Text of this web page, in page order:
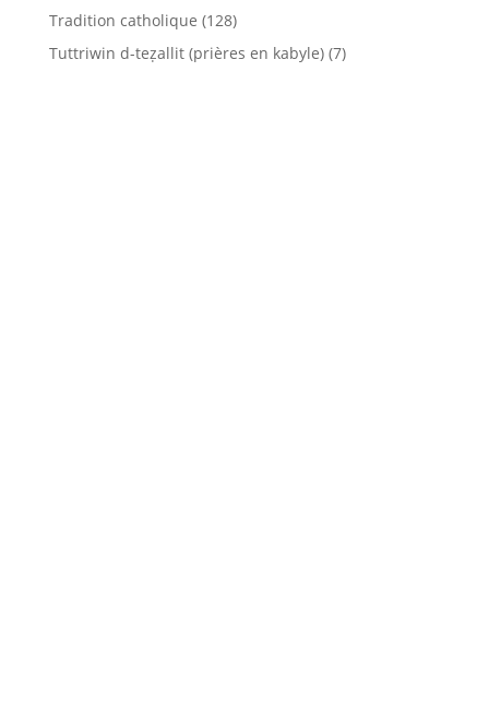
Tradition catholique (128)
Tuttriwin d-teẓallit (prières en kabyle)(7)